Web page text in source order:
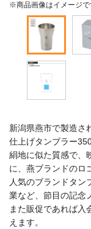
※商品画像はイメージで
新潟県燕市で製造さ
仕上げタンブラー
絹地に似た質感で、
に、燕ブランドのロ
人気のブランドタン
業など、節目の記念
また販促であれば入
えます。